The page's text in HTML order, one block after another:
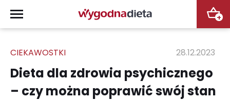
+
CIEKAWOSTKI 28.12.2023
Dieta dla zdrowia psychicznego
– czy można poprawić swój stan